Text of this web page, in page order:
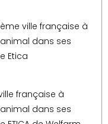
ville française à
dans ses
Etica
française à
dans ses